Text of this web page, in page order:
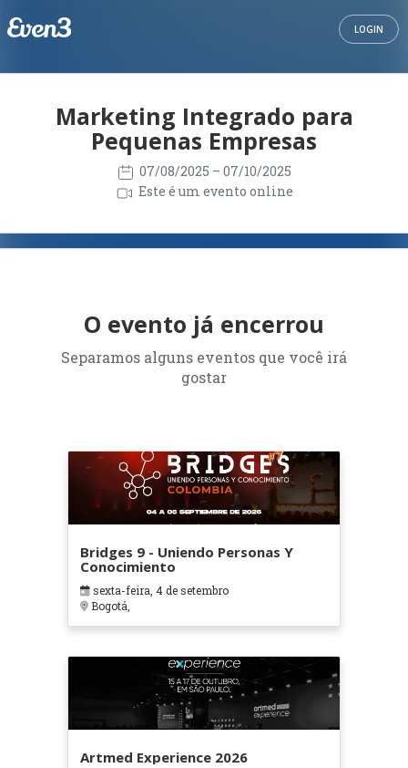
LOGIN
Marketing Integrado para
Pequenas Empresas
07/08/2025 – 07/10/2025
Este é um evento online
O evento já encerrou
Separamos alguns eventos que você irá
gostar
Bridges 9 - Uniendo Personas Y
Conocimiento
sexta-feira, 4 de setembro
Bogotá,
Artmed Experience 2026